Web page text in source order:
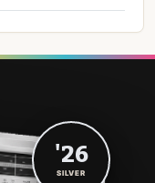
'26
SILVER